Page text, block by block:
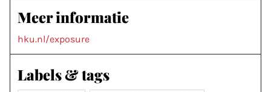
Meer informatie
hku.nl/exposure
Labels & tags